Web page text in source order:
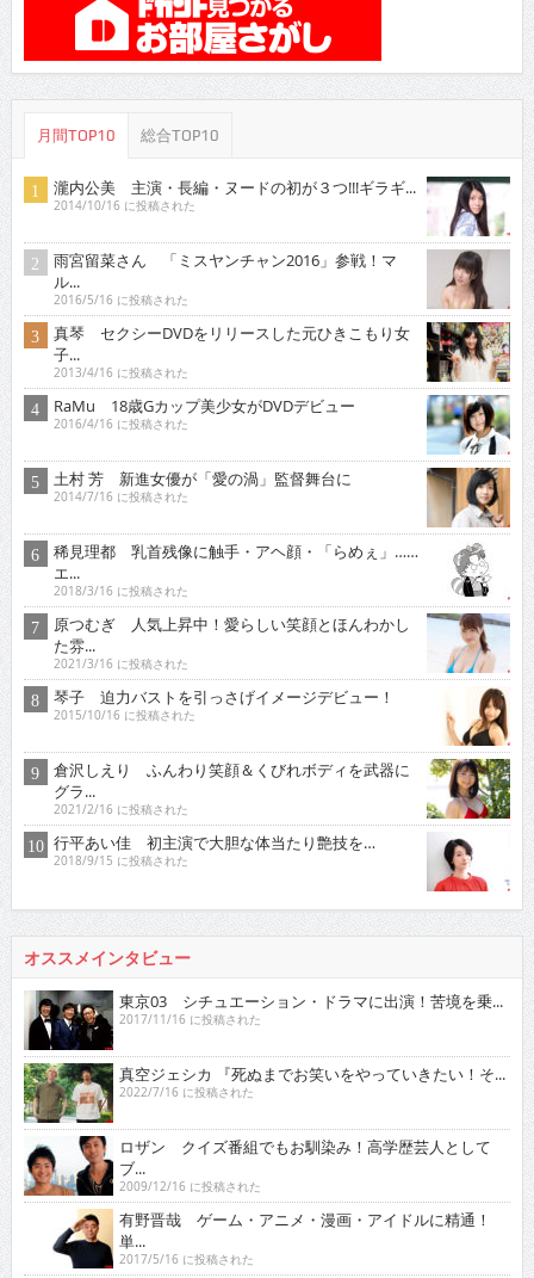
月間TOP10 総合TOP10
瀧内公美 主演・長編・ヌードの初が３つ!!!ギラギ...
2014/10/16 に投稿された
雨宮留菜さん 「ミスヤンチャン2016」参戦！マ
ル...
2016/5/16 に投稿された
真琴 セクシーDVDをリリースした元ひきこもり女
子...
2013/4/16 に投稿された
RaMu 18歳Gカップ美少女がDVDデビュー
2016/4/16 に投稿された
土村 芳 新進女優が「愛の渦」監督舞台に
2014/7/16 に投稿された
稀見理都 乳首残像に触手・アヘ顔・「らめぇ」……
エ...
2018/3/16 に投稿された
原つむぎ 人気上昇中！愛らしい笑顔とほんわかし
た雰...
2021/3/16 に投稿された
琴子 迫力バストを引っさげイメージデビュー！
2015/10/16 に投稿された
倉沢しえり ふんわり笑顔＆くびれボディを武器に
グラ...
2021/2/16 に投稿された
行平あい佳 初主演で大胆な体当たり艶技を…
2018/9/15 に投稿された
オススメインタビュー
東京03 シチュエーション・ドラマに出演！苦境を乗...
2017/11/16 に投稿された
真空ジェシカ 『死ぬまでお笑いをやっていきたい！そ...
2022/7/16 に投稿された
ロザン クイズ番組でもお馴染み！高学歴芸人として
ブ...
2009/12/16 に投稿された
有野晋哉 ゲーム・アニメ・漫画・アイドルに精通！
単...
2017/5/16 に投稿された